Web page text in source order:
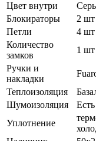
Цвет внутри
Блокираторы
2 шт
Петли
4
Количество
замков
1 шт
Ручки и
накладки
Теплоизоляция
Шумоизоляция
Есть
Уплотнение